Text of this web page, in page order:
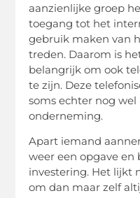
aanzienlijke groep
toegang tot het
gebruik maken van
treden. Daarom is
belangrijk om ook
te zijn. Deze
soms echter nog
onderneming.
Apart iemand
weer een opgave en
investering. Het lijkt
om dan maar zelf